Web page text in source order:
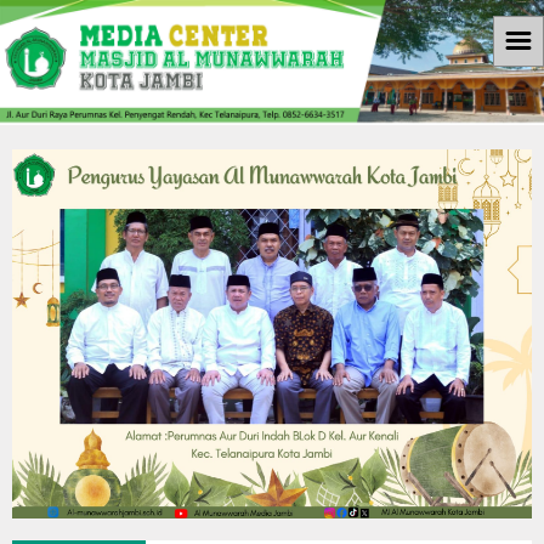
Informasi
Berita
Download
Galleri
Galleri Photo
Koleksi Video
Agenda
Kontak Kami
☰